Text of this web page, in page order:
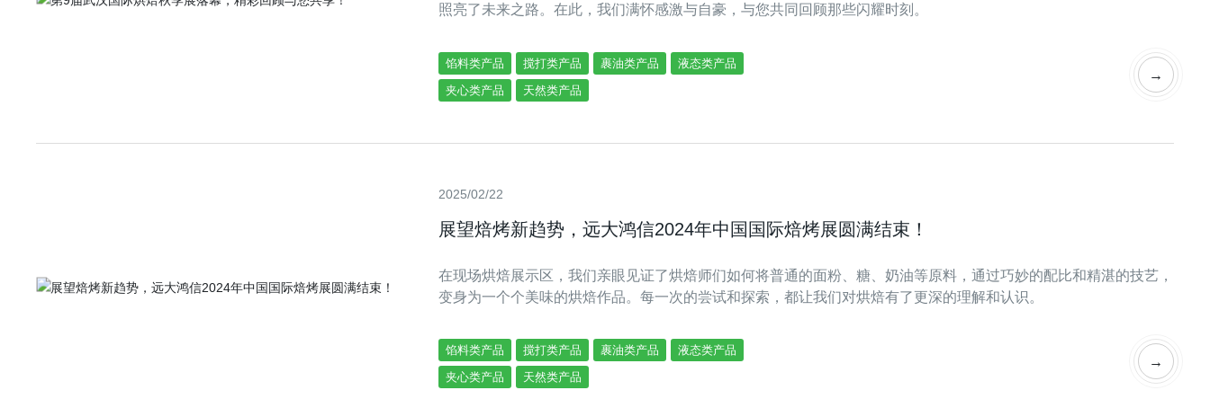
照亮了未来之路。在此，我们满怀感激与自豪，与您共同回顾那些闪耀时刻。
馅料类产品 搅打类产品 裹油类产品
液态类产品
夹心类产品
天然类产品
→
2025/02/22
展望焙烤新趋势，远大鸿信2024年中国国际焙烤展圆满结束！
在现场烘焙展示区，我们亲眼见证了烘焙师们如何将普通的面粉、糖、奶油等原料，通过巧妙的配比和精湛的技艺，
变身为一个个美味的烘焙作品。每一次的尝试和探索，都让我们对烘焙有了更深的理解和认识。
馅料类产品 搅打类产品 裹油类产品
液态类产品
夹心类产品
天然类产品
→